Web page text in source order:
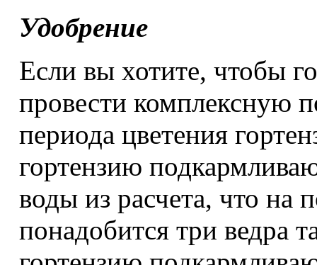
Удобрение
Если вы хотите, чтобы
провести комплексную
периода цветения
гортензию
воды из расчета, что на
понадобится три ведра